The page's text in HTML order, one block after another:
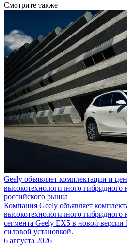
Смотрите также
Geely объявляет комплектации и
высокотехнологичного гибридного
российского рынка
Компания Geely объявляет
высокотехнологичного гибридного
сегмента Geely EX5 в новой версии
силовой установкой.
6 августа 2026